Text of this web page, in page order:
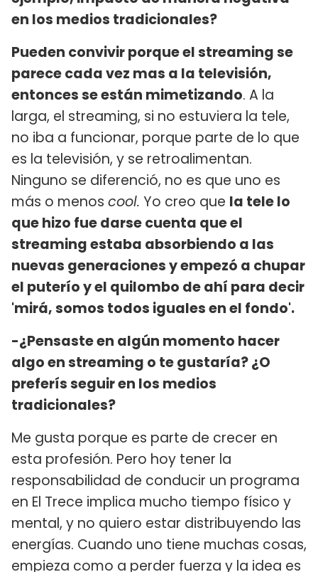
en los medios tradicionales?
Pueden convivir porque el streaming se
parece cada vez mas a la televisión,
entonces se están mimetizando. A la
larga, el streaming, si no estuviera la tele,
no iba a funcionar, porque parte de lo que
es la televisión, y se retroalimentan.
Ninguno se diferenció, no es que uno es
más o menos cool. Yo creo que la tele lo
que hizo fue darse cuenta que el
streaming estaba absorbiendo a las
nuevas generaciones y empezó a chupar
el puterío y el quilombo de ahí para decir
'mirá, somos todos iguales en el fondo'.
-¿Pensaste en algún momento hacer
algo en streaming o te gustaría? ¿O
preferís seguir en los medios
tradicionales?
Me gusta porque es parte de crecer en
esta profesión. Pero hoy tener la
responsabilidad de conducir un programa
en El Trece implica mucho tiempo físico y
mental, y no quiero estar distribuyendo las
energías. Cuando uno tiene muchas cosas,
empieza como a perder fuerza y la idea es